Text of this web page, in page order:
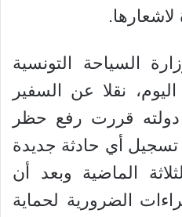
السياحة التونسية
نقلا عن السفير
قررت رفع حظر
تسجيل أي حادثة جديدة
الماضية وبعد أن
الضرورية لحماية